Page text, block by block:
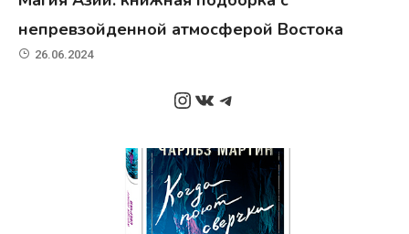
непревзойденной атмосферой Востока
26.06.2024
Instagram
ВКонтакте
Telegram